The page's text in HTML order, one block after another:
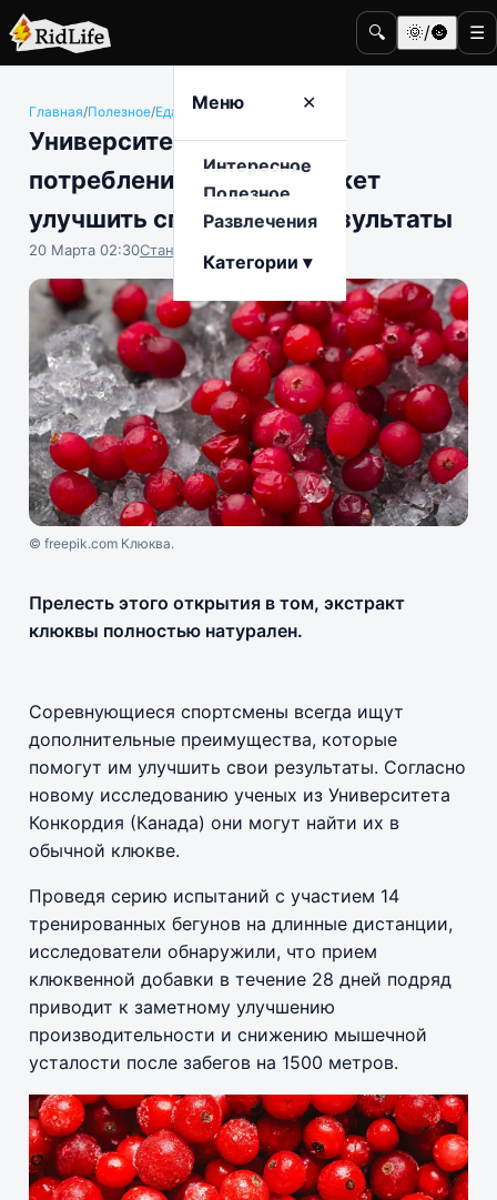
🔍 🌞/🌚 ☰
Меню ✕
Интересное
Полезное
Развлечения
Категории ▾
Главная/Полезное/Еда и гастрономия
Университет Конкордия:
потребление клюквы может
улучшить спортивные результаты
20 Марта 02:30Станислав Тимонов
© freepik.com Клюква.
Прелесть этого открытия в том, экстракт
клюквы полностью натурален.
Соревнующиеся спортсмены всегда ищут
дополнительные преимущества, которые
помогут им улучшить свои результаты. Согласно
новому исследованию ученых из Университета
Конкордия (Канада) они могут найти их в
обычной клюкве.
Проведя серию испытаний с участием 14
тренированных бегунов на длинные дистанции,
исследователи обнаружили, что прием
клюквенной добавки в течение 28 дней подряд
приводит к заметному улучшению
производительности и снижению мышечной
усталости после забегов на 1500 метров.